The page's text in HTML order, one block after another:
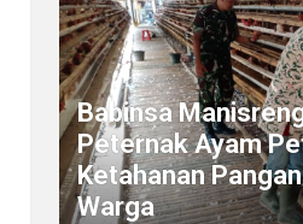
Babinsa
Peternak Ayam
Ketahanan
Warga